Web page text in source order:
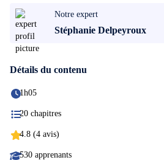
Notre expert
Stéphanie Delpeyroux
Détails du contenu
1h05
20 chapitres
4.8 (4 avis)
530 apprenants